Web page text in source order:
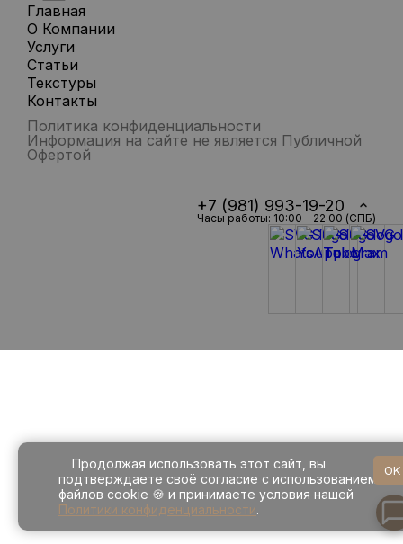
Главная
О Компании
Услуги
Статьи
Текстуры
Контакты
Политика конфиденциальности
Информация на сайте не является Публичной
Офертой
+7 (981) 993-19-20
Часы работы: 10:00 - 22:00 (СПБ)
Продолжая использовать этот сайт, вы
подтверждаете своё согласие с использованием
файлов cookie 🍪 и принимаете условия нашей
Политики конфиденциальности.
OK